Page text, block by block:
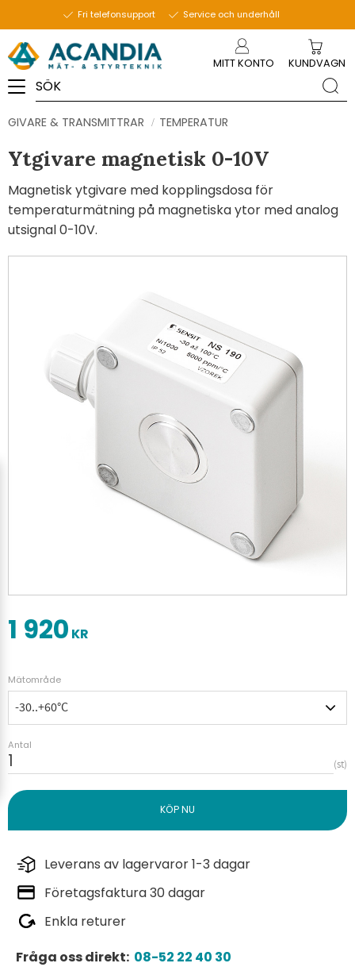
Fri telefonsupport Service och underhåll
MITT KONTO KUNDVAGN
GIVARE & TRANSMITTRAR TEMPERATUR
Ytgivare magnetisk 0-10V
Magnetisk ytgivare med kopplingsdosa för
temperaturmätning på magnetiska ytor med analog
utsignal 0-10V.
1 920 KR
Mätområde
Antal
st
Leverans av lagervaror 1-3 dagar
Företagsfaktura 30 dagar
Enkla returer
Fråga oss direkt: 08-52 22 40 30